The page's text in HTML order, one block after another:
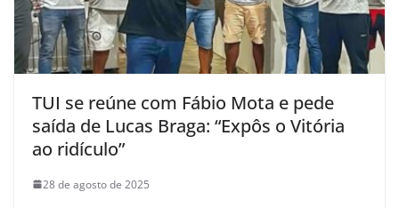
TUI se reúne com Fábio Mota e pede
saída de Lucas Braga: “Expôs o Vitória
ao ridículo”
28 de agosto de 2025